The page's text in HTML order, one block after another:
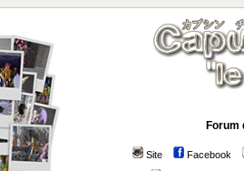
Forum
Site Facebook